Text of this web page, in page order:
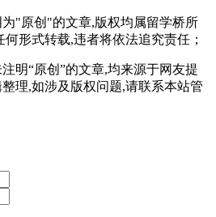
"原创"的文章,版权均属留学桥所
形式转载,违者将依法追究责任；
明“原创”的文章,均来源于网友提
理,如涉及版权问题,请联系本站管